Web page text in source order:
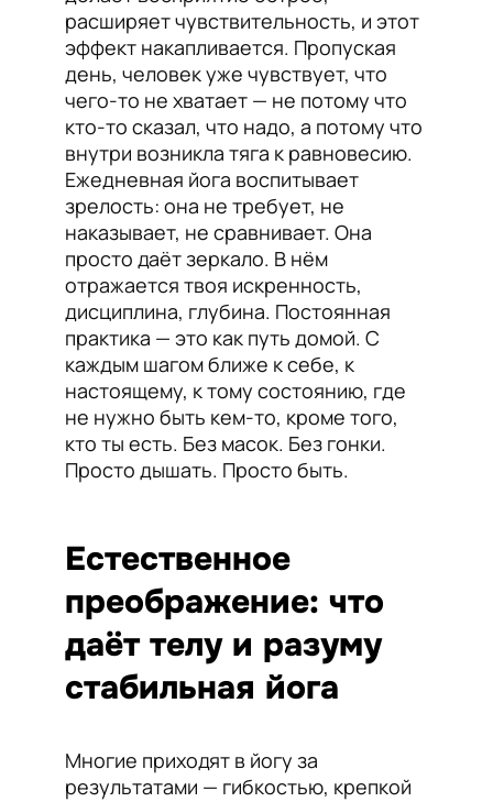
расширяет чувствительность, и этот
эффект накапливается. Пропуская
день, человек уже чувствует, что
чего-то не хватает — не потому что
кто-то сказал, что надо, а потому что
внутри возникла тяга к равновесию.
Ежедневная йога воспитывает
зрелость: она не требует, не
наказывает, не сравнивает. Она
просто даёт зеркало. В нём
отражается твоя искренность,
дисциплина, глубина. Постоянная
практика — это как путь домой. С
каждым шагом ближе к себе, к
настоящему, к тому состоянию, где
не нужно быть кем-то, кроме того,
кто ты есть. Без масок. Без гонки.
Просто дышать. Просто быть.
Естественное
преображение: что
даёт телу и разуму
стабильная йога
Многие приходят в йогу за
результатами — гибкостью, крепкой